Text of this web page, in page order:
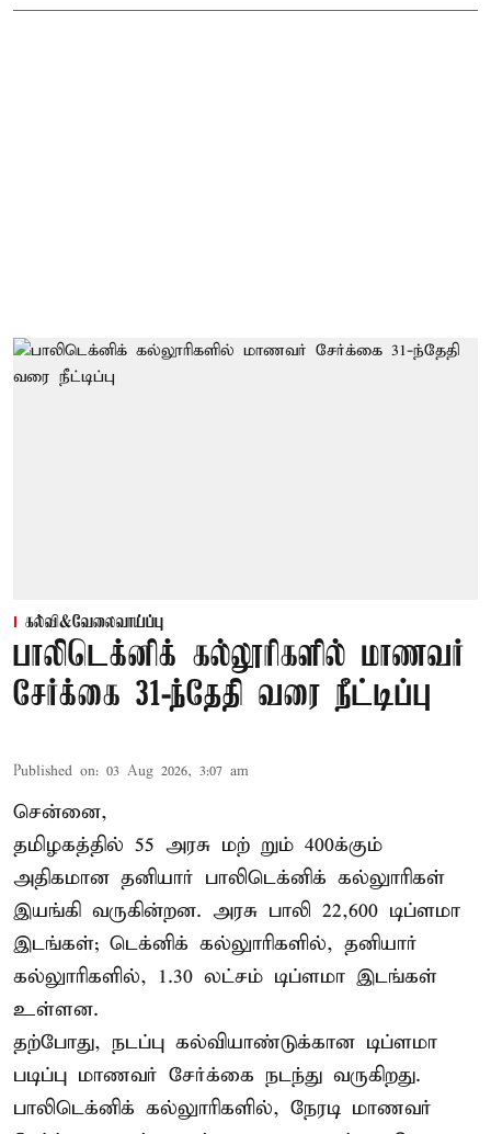
கல்வி&வேலைவாய்ப்பு
பாலிடெக்னிக் கல்லூரிகளில் மாணவர்
சேர்க்கை 31-ந்தேதி வரை நீட்டிப்பு
Published on: 03 Aug 2026, 3:07 am
சென்னை,
தமிழகத்தில் 55 அரசு மற் றும் 400க்கும்
அதிகமான தனியார் பாலிடெக்னிக் கல்லுாரிகள்
இயங்கி வருகின்றன. அரசு பாலி 22,600 டிப்ளமா
இடங்கள்; டெக்னிக் கல்லுாரிகளில், தனியார்
கல்லுாரிகளில், 1.30 லட்சம் டிப்ளமா இடங்கள்
உள்ளன.
தற்போது, நடப்பு கல்வியாண்டுக்கான டிப்ளமா
படிப்பு மாணவர் சேர்க்கை நடந்து வருகிறது.
பாலிடெக்னிக் கல்லுாரிகளில், நேரடி மாணவர்